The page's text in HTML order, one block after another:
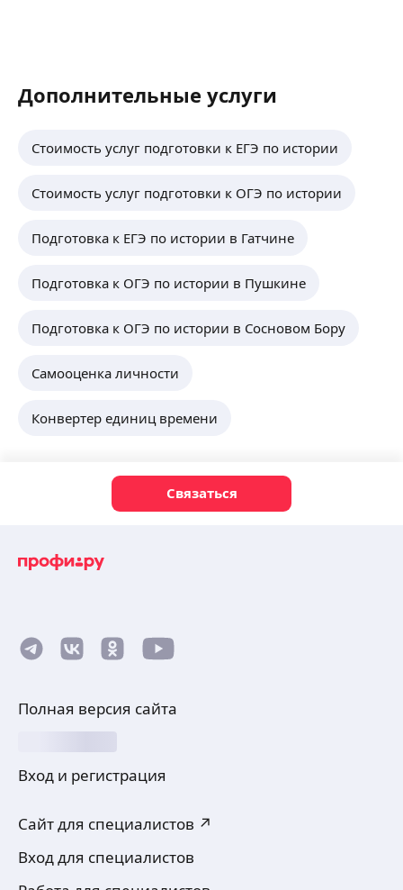
Дополнительные услуги
Стоимость услуг подготовки к ЕГЭ по истории
Стоимость услуг подготовки к ОГЭ по истории
Подготовка к ЕГЭ по истории в Гатчине
Подготовка к ОГЭ по истории в Пушкине
Подготовка к ОГЭ по истории в Сосновом Бору
Самооценка личности
Конвертер единиц времени
Связаться
Полная версия сайта
Вход и регистрация
Сайт для специалистов ↗
Вход для специалистов